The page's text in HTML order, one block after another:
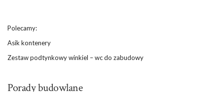
Polecamy:
Asik kontenery
Zestaw podtynkowy winkiel – wc do zabudowy
Porady budowlane